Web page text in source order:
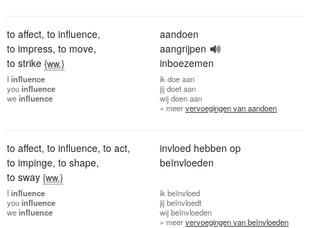
to affect, to influence,
to impress, to move,
to strike {ww.}
aandoen
aangrijpen
inboezemen
I influence
youinfluence
weinfluence
ik doe aan
jijdoet aan
wijdoen aan
» meervervoegingen van aandoen
to affect, to influence, to act,
to impinge, to shape,
to sway {ww.}
invloed hebben op
beïnvloeden
I influence
youinfluence
weinfluence
ik beïnvloed
jijbeïnvloedt
wijbeïnvloeden
» meervervoegingen van beïnvloeden